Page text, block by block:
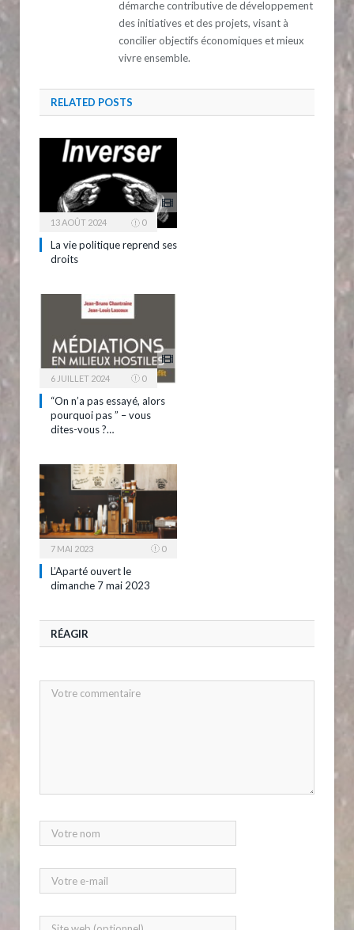
démarche contributive de développement
des initiatives et des projets, visant à
concilier objectifs économiques et mieux
vivre ensemble.
RELATED POSTS
13 AOÛT 2024 0
La vie politique reprend ses
droits
6 JUILLET 2024 0
“On n’a pas essayé, alors
pourquoi pas ” – vous
dites-vous ?…
7 MAI 2023 0
L’Aparté ouvert le
dimanche 7 mai 2023
RÉAGIR